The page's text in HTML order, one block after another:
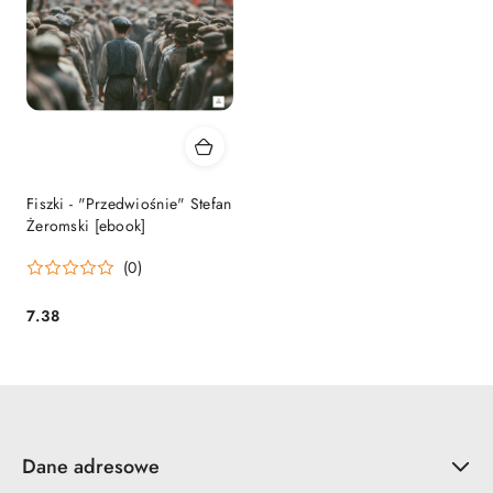
Fiszki - "Przedwiośnie" Stefan
Żeromski [ebook]
(0)
Cena:
7.38
Dane adresowe